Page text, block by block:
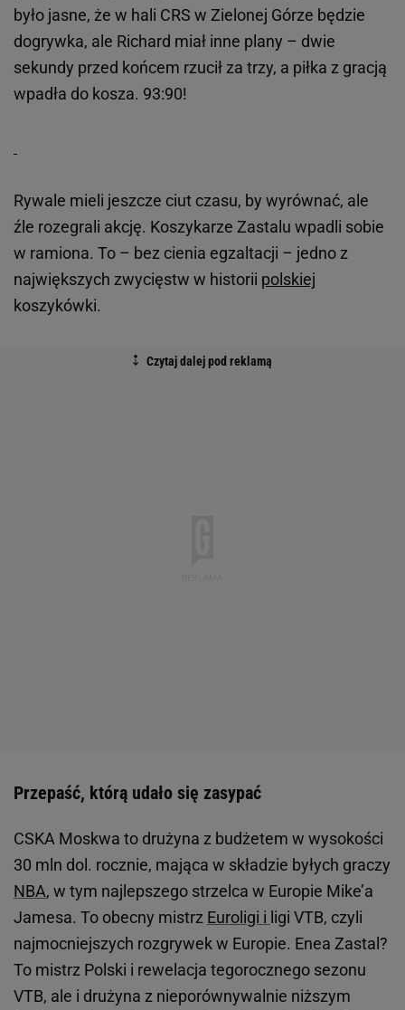
było jasne, że w hali CRS w Zielonej Górze będzie
dogrywka, ale Richard miał inne plany – dwie
sekundy przed końcem rzucił za trzy, a piłka z gracją
wpadła do kosza. 93:90!
Rywale mieli jeszcze ciut czasu, by wyrównać, ale
źle rozegrali akcję. Koszykarze Zastalu wpadli sobie
w ramiona. To – bez cienia egzaltacji – jedno z
największych zwycięstw w historii polskiej
koszykówki.
Przepaść, którą udało się zasypać
CSKA Moskwa to drużyna z budżetem w wysokości
30 mln dol. rocznie, mająca w składzie byłych graczy
NBA, w tym najlepszego strzelca w Europie Mike’a
Jamesa. To obecny mistrz Euroligi i ligi VTB, czyli
najmocniejszych rozgrywek w Europie. Enea Zastal?
To mistrz Polski i rewelacja tegorocznego sezonu
VTB, ale i drużyna z nieporównywalnie niższym